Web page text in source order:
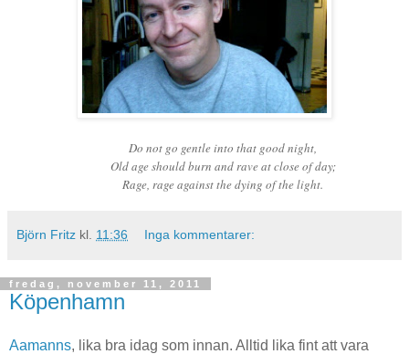
Do not go gentle into that good night,
Old age should burn and rave at close of day;
Rage, rage against the dying of the light.
Björn Fritz kl. 11:36 Inga kommentarer:
fredag, november 11, 2011
Köpenhamn
Aamanns, lika bra idag som innan. Alltid lika fint att vara